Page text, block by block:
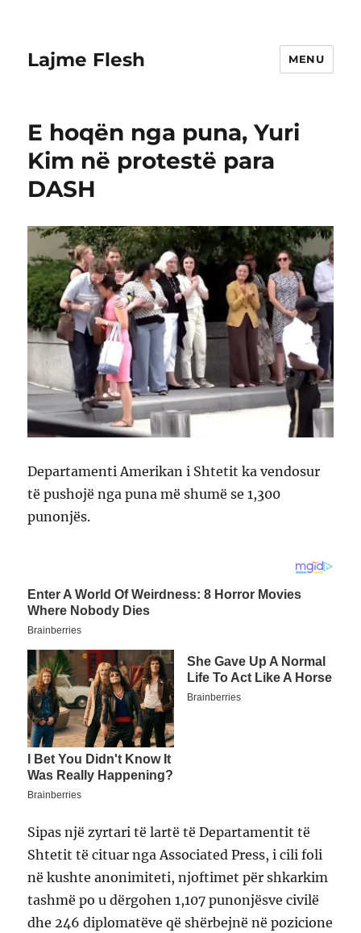
Lajme Flesh MENU
E hoqën nga puna, Yuri
Kim në protestë para
DASH
Departamenti Amerikan i Shtetit ka vendosur
të pushojë nga puna më shumë se 1,300
punonjës.
Sipas një zyrtari të lartë të Departamentit të
Shtetit të cituar nga Associated Press, i cili foli
në kushte anonimiteti, njoftimet për shkarkim
tashmë po u dërgohen 1,107 punonjësve civilë
dhe 246 diplomatëve që shërbejnë në pozicione